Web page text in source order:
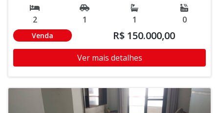
2 1 1 0
Venda R$ 150.000,00
Ver mais detalhes